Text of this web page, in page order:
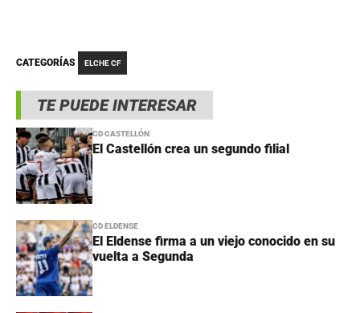
TE PUEDE INTERESAR
CD CASTELLÓN
El Castellón crea un segundo filial
CD ELDENSE
El Eldense firma a un viejo conocido en su
vuelta a Segunda
CATEGORÍAS ELCHE CF